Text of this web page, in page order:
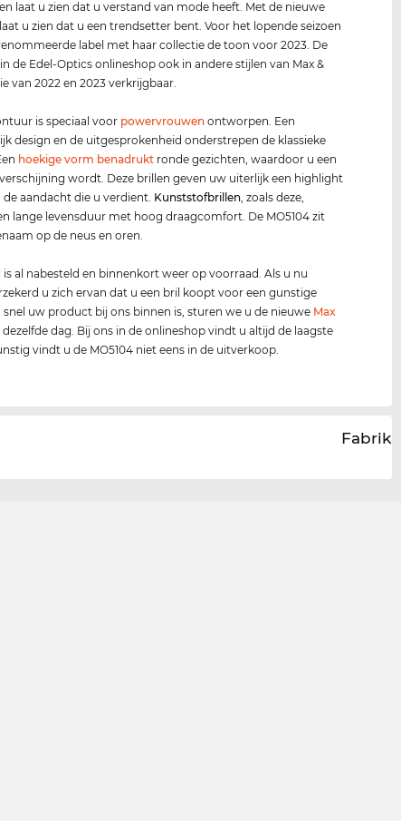
laat u zien dat u verstand van mode heeft. Met de nieuwe
laat u zien dat u een trendsetter bent. Voor het lopende seizoen
label met haar collectie de toon voor 2023. De
in de Edel-Optics onlineshop ook in andere stijlen van Max &
van 2022 en 2023 verkrijgbaar.
is speciaal voor powervrouwen ontworpen. Een
design en de uitgesprokenheid onderstrepen de klassieke
hoekige vorm benadrukt ronde gezichten, waardoor u een
wordt. Deze brillen geven uw uiterlijk een highlight
aandacht die u verdient. Kunststofbrillen, zoals deze,
lange levensduur met hoog draagcomfort. De MO5104 zit
op de neus en oren.
al nabesteld en binnenkort weer op voorraad. Als u nu
u zich ervan dat u een bril koopt voor een gunstige
snel uw product bij ons binnen is, sturen we u de nieuwe Max
dezelfde dag. Bij ons in de onlineshop vindt u altijd de laagste
vindt u de MO5104 niet eens in de uitverkoop.